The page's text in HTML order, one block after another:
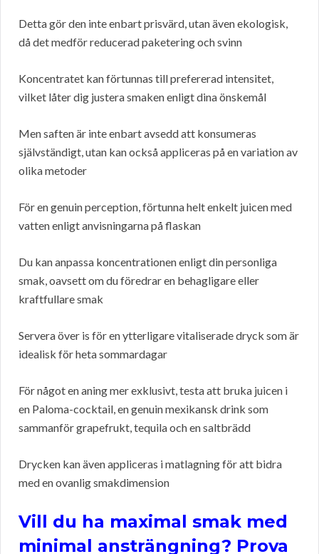
Detta gör den inte enbart prisvärd, utan även ekologisk,
då det medför reducerad paketering och svinn
Koncentratet kan förtunnas till prefererad intensitet,
vilket låter dig justera smaken enligt dina önskemål
Men saften är inte enbart avsedd att konsumeras
självständigt, utan kan också appliceras på en variation av
olika metoder
För en genuin perception, förtunna helt enkelt juicen med
vatten enligt anvisningarna på flaskan
Du kan anpassa koncentrationen enligt din personliga
smak, oavsett om du föredrar en behagligare eller
kraftfullare smak
Servera över is för en ytterligare vitaliserade dryck som är
idealisk för heta sommardagar
För något en aning mer exklusivt, testa att bruka juicen i
en Paloma-cocktail, en genuin mexikansk drink som
sammanför grapefrukt, tequila och en saltbrädd
Drycken kan även appliceras i matlagning för att bidra
med en ovanlig smakdimension
Vill du ha maximal smak med
minimal ansträngning? Prova